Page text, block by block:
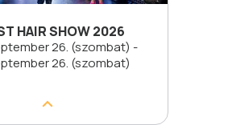
HAIR SHOW 2026
26. (szombat) -
26. (szombat)